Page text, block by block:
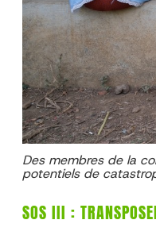
Des membres de la
potentiels de
SOS III :